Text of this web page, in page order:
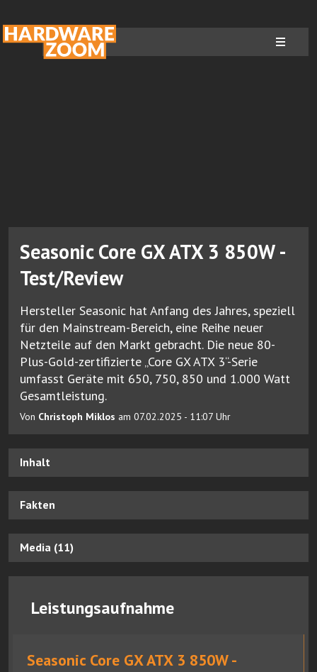
Seasonic Core GX ATX 3 850W -
Test/Review
Hersteller Seasonic hat Anfang des Jahres, speziell
für den Mainstream-Bereich, eine Reihe neuer
Netzteile auf den Markt gebracht. Die neue 80-
Plus-Gold-zertifizierte „Core GX ATX 3“-Serie
umfasst Geräte mit 650, 750, 850 und 1.000 Watt
Gesamtleistung.
Von Christoph Miklos am 07.02.2025 - 11:07 Uhr
Inhalt
Fakten
Media (11)
Leistungsaufnahme
Seasonic Core GX ATX 3 850W -